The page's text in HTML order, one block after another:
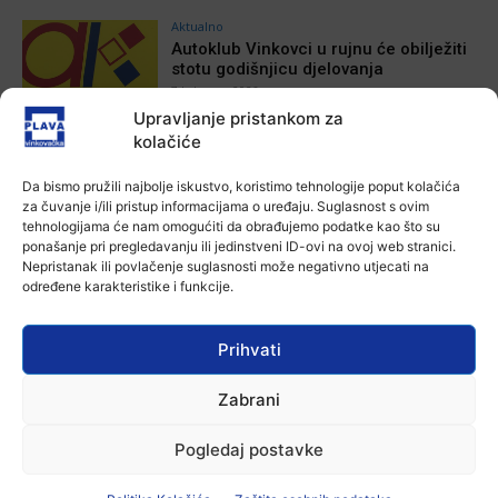
Upravljanje pristankom za
kolačiće
Da bismo pružili najbolje iskustvo, koristimo tehnologije poput kolačića
za čuvanje i/ili pristup informacijama o uređaju. Suglasnost s ovim
tehnologijama će nam omogućiti da obrađujemo podatke kao što su
ponašanje pri pregledavanju ili jedinstveni ID-ovi na ovoj web stranici.
Nepristanak ili povlačenje suglasnosti može negativno utjecati na
određene karakteristike i funkcije.
Prihvati
Zabrani
Pogledaj postavke
Aktualno
Autoklub Vinkovci u rujnu će obilježiti
stotu godišnjicu djelovanja
7 kolovoza, 2026
Aktualno
Divlja liga
7 kolovoza, 2026
Aktualno
U Županji održana Ljetna škola magije
Aktualno
plovidba na Dunavu
6 kolovoza, 2026